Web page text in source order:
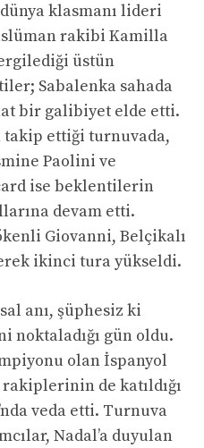
klasmanı lideri
rakibi Kamilla
üstün
Sabalenka sahada
bir galibiyet elde etti.
takip ettiği turnuvada,
Paolini ve
ise beklentilerin
devam etti.
Giovanni, Belçikalı
ikinci tura yükseldi.
anı, şüphesiz ki
noktaladığı gün oldu.
olan İspanyol
de katıldığı
veda etti. Turnuva
Nadal’a duyulan